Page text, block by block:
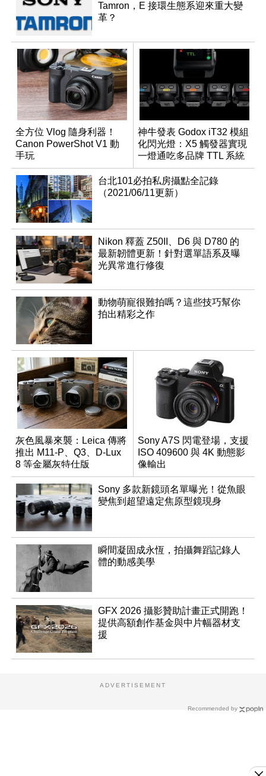
Tamron，E 接環生態系迎來重大變
革？
全方位 Vlog 隨身利器！
Canon PowerShot V1 動
手玩
神牛發表 Godox iT32 模組
化閃光燈：X5 觸發器實現
一燈通吃多品牌 TTL 系統
台北101必拍私房攝點全記錄
（2021/06/11更新）
Nikon 釋蓋 Z50II、D6 與 D780 的
最新韌體更新！針對選單語系及曝
光異常進行修復
動物萌寵很難拍嗎？這些技巧幫你
拍出精彩之作
灰色風暴來襲：Leica 傳將
推出 M11-P、Q3、D-Lux
8 等金屬灰特仕版
Sony A7S 閃電登場，支援
ISO 409600 與 4K 動態影
像輸出
Sony 多款新鏡頭名單曝光！從魚眼
變焦到超望遠定焦原型鏡現身
瞬間凝固成永恆，拍攝舞蹈記錄人
體的動感美學
GFX 2026 攝影贊助計畫正式開跑！
提供高額創作基金與中片幅器材支
援
Recommended by
ADVERTISEMENT